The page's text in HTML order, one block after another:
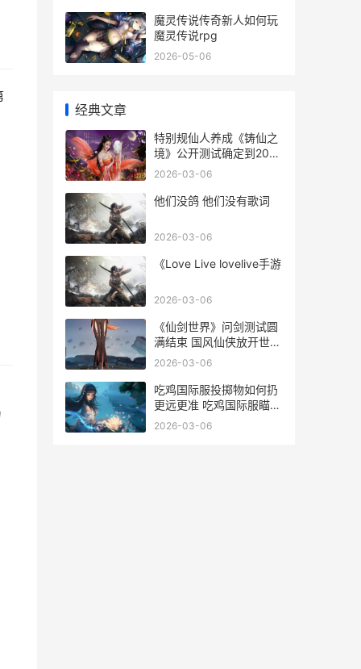
魔灵传说传奇新人如何玩
魔灵传说rpg
2026-05-06
经典文章
特别规仙人养成《铸仙之
境》公开测试确定到2025
年1月7日
2026-03-06
他们没鸽 他们没有歌词
2026-03-06
《Love Live lovelive手游
2026-03-06
《仙剑世界》问剑测试圆
满结束 国风仙侠放开世界
期待值拉满 仙剑世界时间
2026-03-06
吃鸡国际服投掷物如何扔
更远更准 吃鸡国际服瞄准
模式功能
2026-03-06